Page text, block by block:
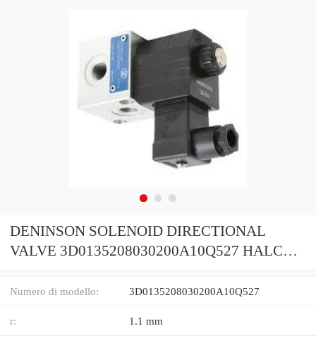
DENINSON SOLENOID DIRECTIONAL
VALVE 3D0135208030200A10Q527 HALCO
Numero di modello: 3D0135208030200A10Q527
r: 1.1 mm